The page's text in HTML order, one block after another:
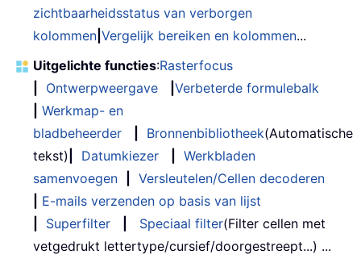
zichtbaarheidsstatus van verborgen
kolommen Vergelijk bereiken en kolommen...
Uitgelichte functies:Rasterfocus
Ontwerpweergave
Verbeterde formulebalk
Werkmap- en
bladbeheerder
Bronnenbibliotheek(Automatische
tekst)
Datumkiezer
Werkbladen
samenvoegen
Versleutelen/Cellen decoderen
E-mails verzenden op basis van lijst
Superfilter Speciaal filter(Filter cellen met
vetgedrukt lettertype/cursief/doorgestreept...) ...